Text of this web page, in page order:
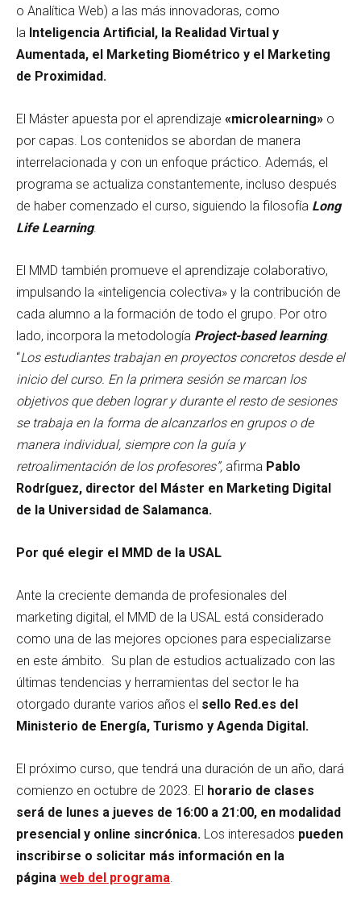
o Analítica Web) a las más innovadoras, como
la Inteligencia Artificial, la Realidad Virtual y
Aumentada, el Marketing Biométrico y el Marketing
de Proximidad.
El Máster apuesta por el aprendizaje «microlearning» o
por capas. Los contenidos se abordan de manera
interrelacionada y con un enfoque práctico. Además, el
programa se actualiza constantemente, incluso después
de haber comenzado el curso, siguiendo la filosofía Long
Life Learning.
El MMD también promueve el aprendizaje colaborativo,
impulsando la «inteligencia colectiva» y la contribución de
cada alumno a la formación de todo el grupo. Por otro
lado, incorpora la metodología Project-based learning.
“Los estudiantes trabajan en proyectos concretos desde el
inicio del curso. En la primera sesión se marcan los
objetivos que deben lograr y durante el resto de sesiones
se trabaja en la forma de alcanzarlos en grupos o de
manera individual, siempre con la guía y
retroalimentación de los profesores”, afirma Pablo
Rodríguez, director del Máster en Marketing Digital
de la Universidad de Salamanca.
Por qué elegir el MMD de la USAL
Ante la creciente demanda de profesionales del
marketing digital, el MMD de la USAL está considerado
como una de las mejores opciones para especializarse
en este ámbito. Su plan de estudios actualizado con las
últimas tendencias y herramientas del sector le ha
otorgado durante varios años el sello Red.es del
Ministerio de Energía, Turismo y Agenda Digital.
El próximo curso, que tendrá una duración de un año, dará
comienzo en octubre de 2023. El horario de clases
será de lunes a jueves de 16:00 a 21:00, en modalidad
presencial y online sincrónica. Los interesados pueden
inscribirse o solicitar más información en la
página web del programa.